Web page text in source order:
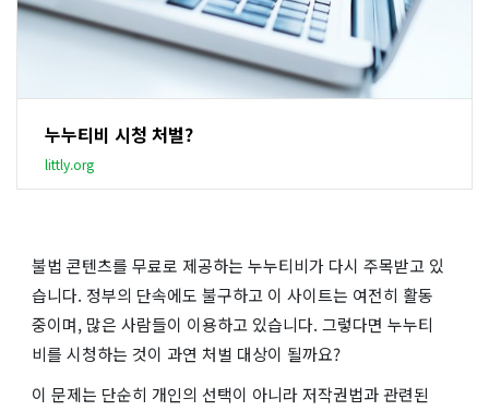
누누티비 시청 처벌?
littly.org
불법 콘텐츠를 무료로 제공하는 누누티비가 다시 주목받고 있
습니다. 정부의 단속에도 불구하고 이 사이트는 여전히 활동
중이며, 많은 사람들이 이용하고 있습니다. 그렇다면 누누티
비를 시청하는 것이 과연 처벌 대상이 될까요?
이 문제는 단순히 개인의 선택이 아니라 저작권법과 관련된